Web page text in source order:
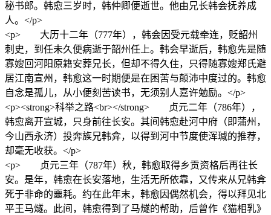
秘书郎。韩愈三岁时，韩仲卿便逝世。他由兄长韩会抚养成
人。</p>
<p> 大历十二年（777年），韩会因受元载牵连，贬韶州
刺史，到任未久便病逝于韶州任上。韩会早逝后，韩愈先是随
寡嫂回河阳原籍安葬兄长，但却不得久住，只得随寡嫂郑氏避
居江南宣州，韩愈这一时期便是在困苦与颠沛中度过的。韩愈
自念是孤儿，从小便刻苦读书，无须别人嘉许勉励。</p>
<p><strong>科举之路<br></strong> 贞元二年（786年），
韩愈离开宣城，只身前往长安。其间韩愈赴河中府（即蒲州，
今山西永济）投奔族兄韩弇，以得到河中节度使浑瑊的推荐，
却毫无收获。</p>
<p> 贞元三年（787年）秋，韩愈取得乡贡资格后再往长
安。是年，韩愈在长安落地，生活无所依靠，又传来从兄韩弇
死于非命的噩耗。约在此年末，韩愈因偶然机会，得以拜见北
平王马燧。此间，韩愈得到了马燧的帮助，后曾作《猫相乳》